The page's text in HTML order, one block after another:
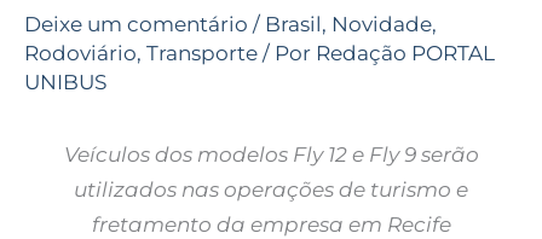
Deixe um comentário / Brasil, Novidade,
Rodoviário, Transporte / Por Redação PORTAL
UNIBUS
Veículos dos modelos Fly 12 e Fly 9 serão
utilizados nas operações de turismo e
fretamento da empresa em Recife